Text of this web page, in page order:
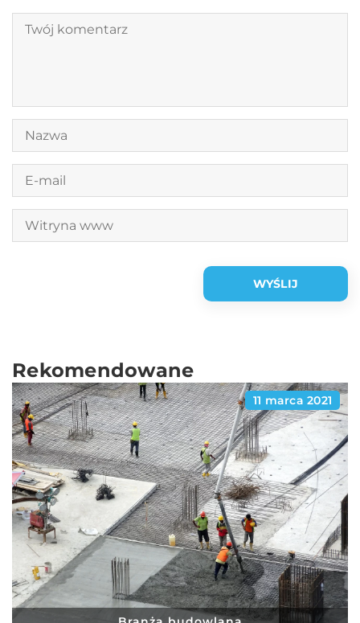
Rekomendowane
11 marca 2021